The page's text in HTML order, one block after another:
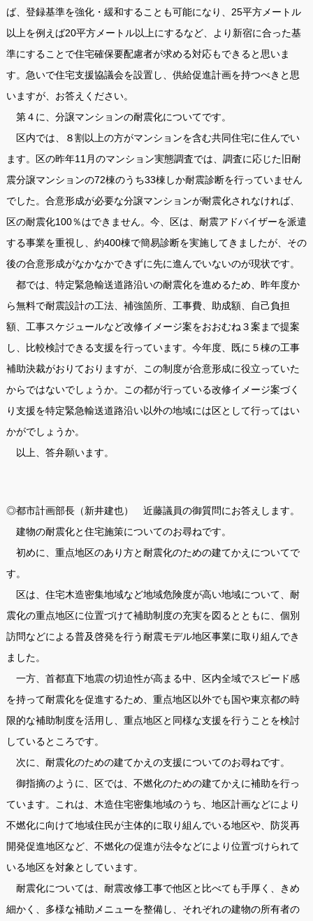
ば、登録基準を強化・緩和することも可能になり、25平方メートル
以上を例えば20平方メートル以上にするなど、より新宿に合った基
準にすることで住宅確保要配慮者が求める対応もできると思いま
す。急いで住宅支援協議会を設置し、供給促進計画を持つべきと思
いますが、お答えください。
第４に、分譲マンションの耐震化についてです。
区内では、８割以上の方がマンションを含む共同住宅に住んでい
ます。区の昨年11月のマンション実態調査では、調査に応じた旧耐
震分譲マンションの72棟のうち33棟しか耐震診断を行っていません
でした。合意形成が必要な分譲マンションが耐震化されなければ、
区の耐震化100％はできません。今、区は、耐震アドバイザーを派遣
する事業を重視し、約400棟で簡易診断を実施してきましたが、その
後の合意形成がなかなかできずに先に進んでいないのが現状です。
都では、特定緊急輸送道路沿いの耐震化を進めるため、昨年度か
ら無料で耐震設計の工法、補強箇所、工事費、助成額、自己負担
額、工事スケジュールなど改修イメージ案をおおむね３案まで提案
し、比較検討できる支援を行っています。今年度、既に５棟の工事
補助決裁がおりておりますが、この制度が合意形成に役立っていた
からではないでしょうか。この都が行っている改修イメージ案づく
り支援を特定緊急輸送道路沿い以外の地域には区として行ってはい
かがでしょうか。
以上、答弁願います。
◎都市計画部長（新井建也） 近藤議員の御質問にお答えします。
建物の耐震化と住宅施策についてのお尋ねです。
初めに、重点地区のあり方と耐震化のための建てかえについてで
す。
区は、住宅木造密集地域など地域危険度が高い地域について、耐
震化の重点地区に位置づけて補助制度の充実を図るとともに、個別
訪問などによる普及啓発を行う耐震モデル地区事業に取り組んでき
ました。
一方、首都直下地震の切迫性が高まる中、区内全域でスピード感
を持って耐震化を促進するため、重点地区以外でも国や東京都の時
限的な補助制度を活用し、重点地区と同様な支援を行うことを検討
しているところです。
次に、耐震化のための建てかえの支援についてのお尋ねです。
御指摘のように、区では、不燃化のための建てかえに補助を行っ
ています。これは、木造住宅密集地域のうち、地区計画などにより
不燃化に向けて地域住民が主体的に取り組んでいる地区や、防災再
開発促進地区など、不燃化の促進が法令などにより位置づけられて
いる地区を対象としています。
耐震化については、耐震改修工事で他区と比べても手厚く、きめ
細かく、多様な補助メニューを整備し、それぞれの建物の所有者の